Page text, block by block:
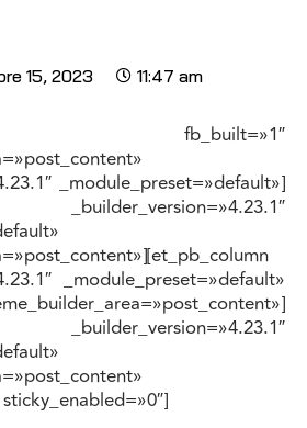
15, 2023 11:47 am
fb_built=»1″
_module_preset=»default»]
_module_preset=»default»